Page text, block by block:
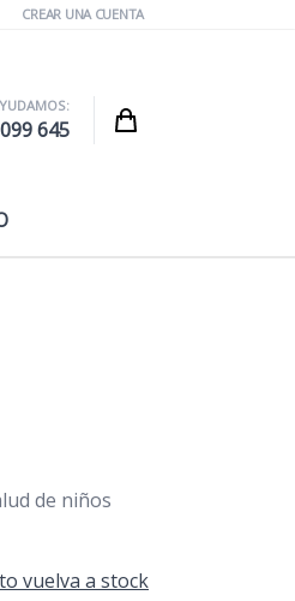
CREAR UNA CUENTA
645 Cart
de niños
vuelva a stock